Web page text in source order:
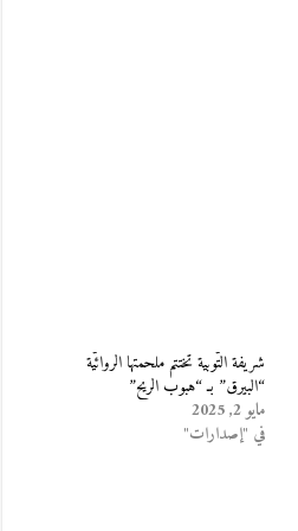
شريفة التّوبية تختتم ملحمتها الروائيّة
“البيرق” بـ “هبوب الريح”
مايو 2, 2025
في "إصدارات"